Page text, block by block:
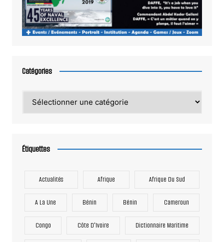
Catégories
Étiquettes
Actualités Afrique Afrique Du Sud
A La Une Bénin Bénin Cameroun
Congo Côte D'Ivoire Dictionnaire Maritime